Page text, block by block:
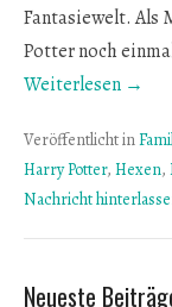
Fantasiewelt. Als
Potter noch
Weiterlesen →
Veröffentlicht in
Harry Potter, Hexen,
Nachricht
Neueste